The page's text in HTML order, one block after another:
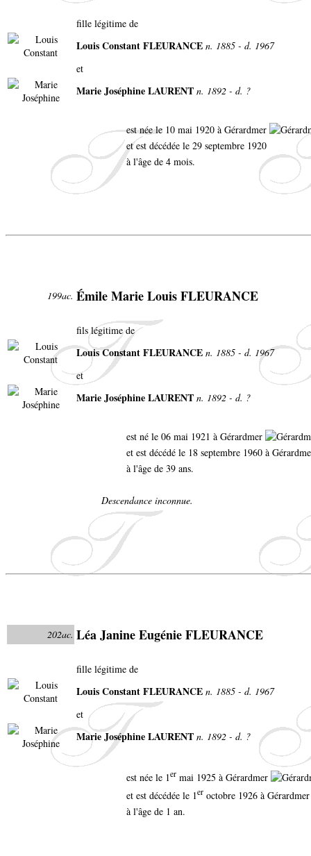
fille légitime de
Louis Constant FLEURANCE n. 1885 - d. 1967
et
Marie Joséphine LAURENT n. 1892 - d. ?
est née le 10 mai 1920 à Gérardmer
et est décédée le 29 septembre 1920
à l'âge de 4 mois.
199ac. Émile Marie Louis FLEURANCE
fils légitime de
Louis Constant FLEURANCE n. 1885 - d. 1967
et
Marie Joséphine LAURENT n. 1892 - d. ?
est né le 06 mai 1921 à Gérardmer
et est décédé le 18 septembre 1960 à
à l'âge de 39 ans.
Descendance inconnue.
202ac. Léa Janine Eugénie FLEURANCE
fille légitime de
Louis Constant FLEURANCE n. 1885 - d. 1967
et
Marie Joséphine LAURENT n. 1892 - d. ?
est née le 1er mai 1925 à Gérardmer
et est décédée le 1er octobre 1926 à Gérardmer
à l'âge de 1 an.